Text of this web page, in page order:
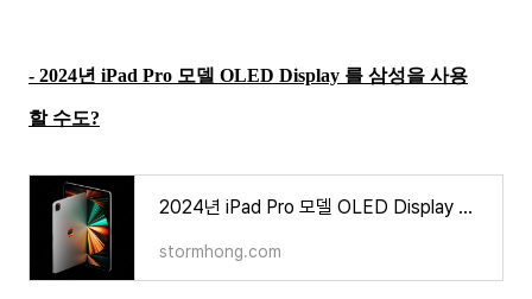
- 2024년 iPad Pro 모델 OLED Display 를 삼성을 사용
할 수도?
2024년 iPad Pro 모델 OLED Display 를 삼성을 사용할 수도?
stormhong.com